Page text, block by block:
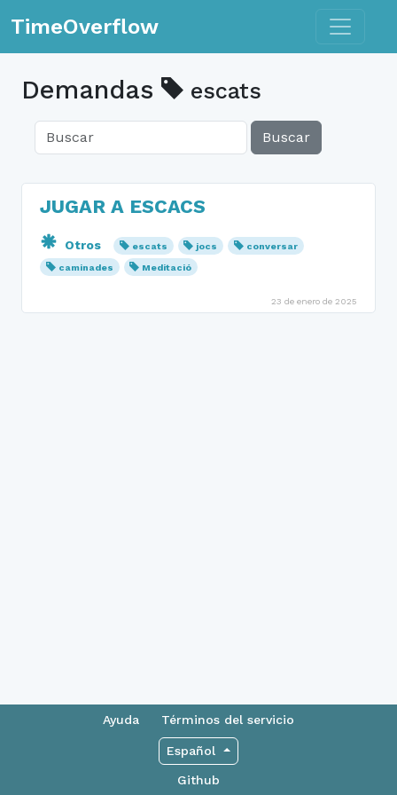
TimeOverflow Toggle
Demandas escats
Buscar
JUGAR A ESCACS
Otros escats jocs
conversar
caminades
Meditació
23 de enero de 2025
Ayuda Términos del servicio
Español
Github